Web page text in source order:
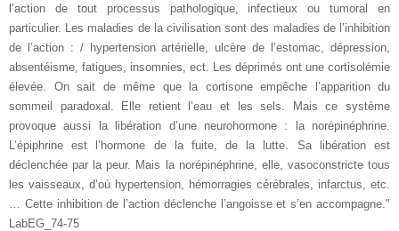
l’action de tout processus pathologique, infectieux ou tumoral en
particulier. Les maladies de la civilisation sont des maladies de l’inhibition
de l’action : / hypertension artérielle, ulcère de l’estomac, dépression,
absentéisme, fatigues, insomnies, ect. Les déprimés ont une cortisolémie
élevée. On sait de même que la cortisone empêche l’apparition du
sommeil paradoxal. Elle retient l’eau et les sels. Mais ce système
provoque aussi la libération d’une neurohormone : la norépinéphrine.
L’épiphrine est l’hormone de la fuite, de la lutte. Sa libération est
déclenchée par la peur. Mais la norépinéphrine, elle, vasoconstricte tous
les vaisseaux, d’où hypertension, hémorragies cérébrales, infarctus, etc.
… Cette inhibition de l’action déclenche l’angoisse et s’en accompagne."
LabEG_74-75